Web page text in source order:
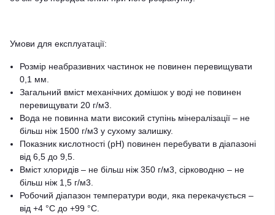
Умови для експлуатації:
Розмір неабразивних частинок не повинен перевищувати
0,1 мм.
Загальний вміст механічних домішок у воді не повинен
перевищувати 20 г/м3.
Вода не повинна мати високий ступінь мінералізації – не
більш ніж 1500 г/м3 у сухому залишку.
Показник кислотності (pH) повинен перебувати в діапазоні
від 6,5 до 9,5.
Вміст хлоридів – не більш ніж 350 г/м3, сірководню – не
більш ніж 1,5 г/м3.
Робочий діапазон температури води, яка перекачується –
від +4 °C до +99 °C.